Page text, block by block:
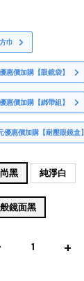
巾
惠價加購【眼鏡袋】
惠價加購【綁帶組】
惠價加購【耐壓眼鏡盒】
黑 純淨白
鏡面黑
+